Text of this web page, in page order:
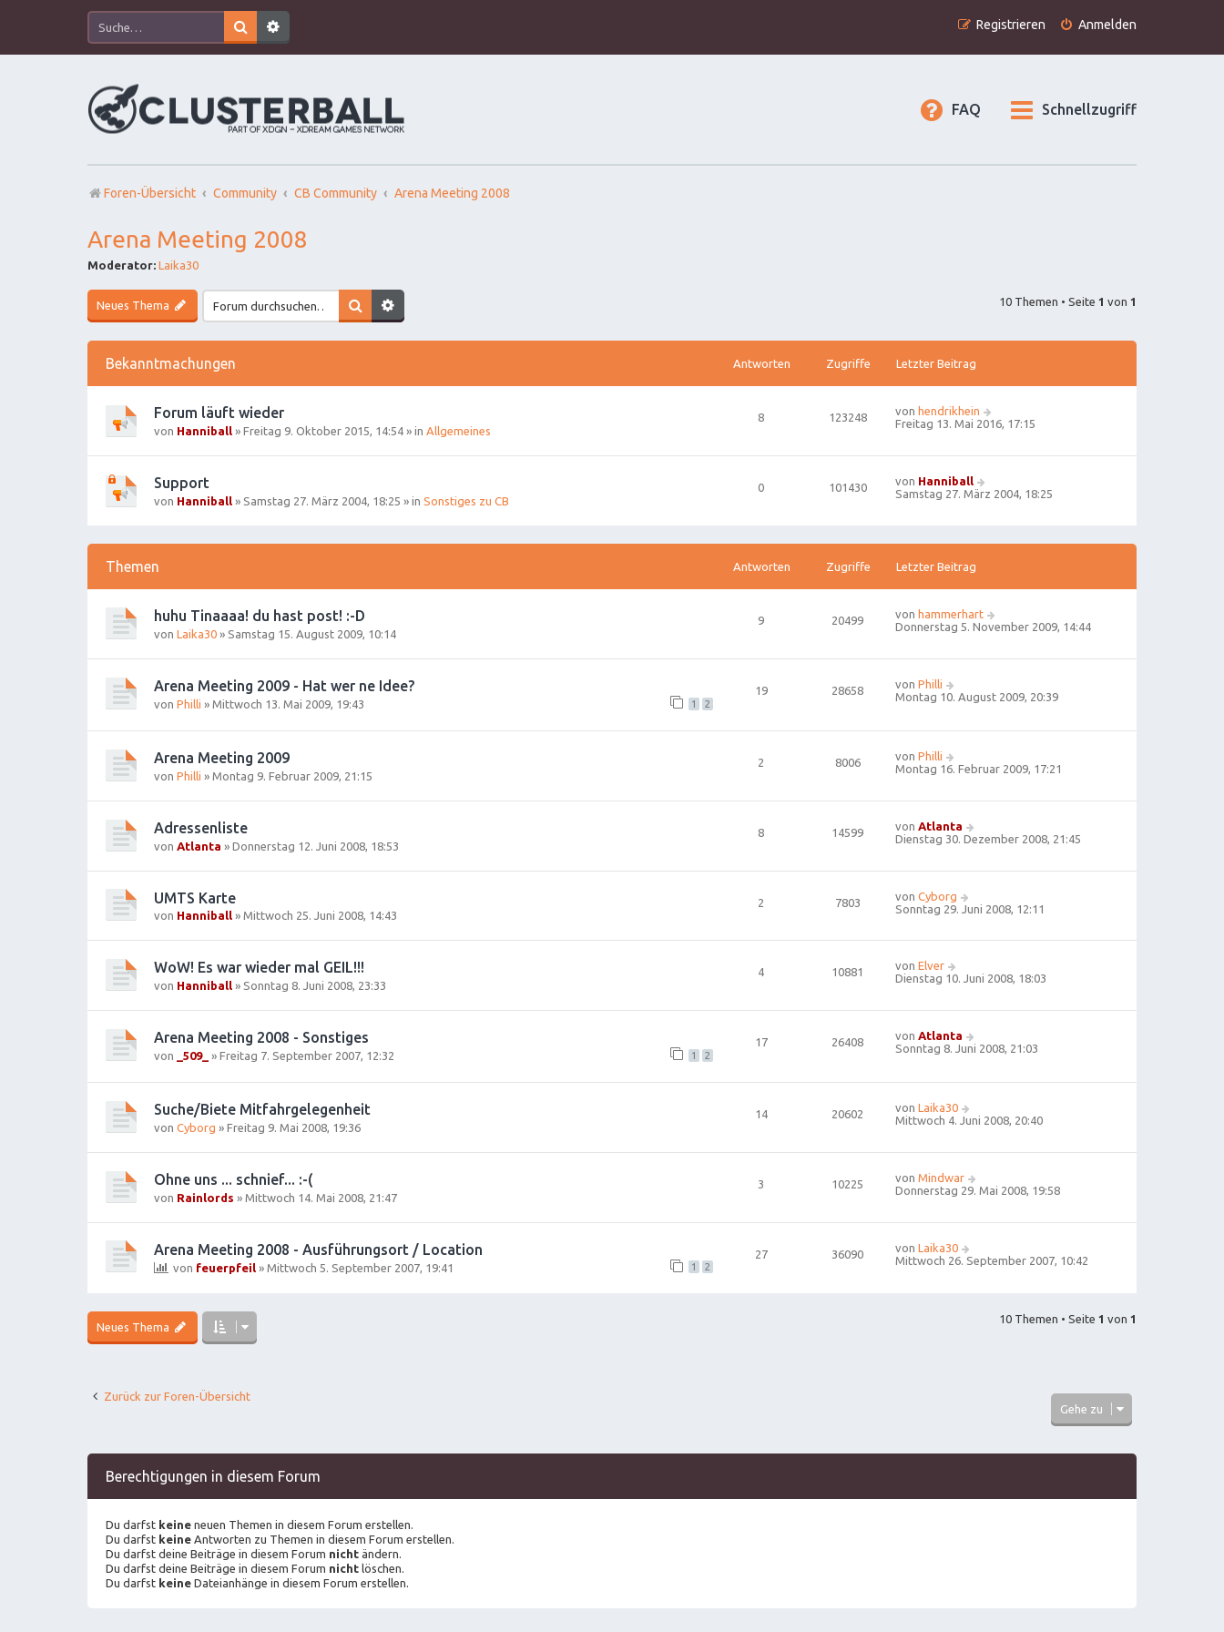
Anmelden
Registrieren
Schnellzugriff
FAQ
Foren-Übersicht Community CB Community Arena Meeting 2008
Arena Meeting 2008
Moderator: Laika30
Neues Thema 10 Themen • Seite 1 von 1
Bekanntmachungen Antworten Zugriffe Letzter Beitrag
Forum läuft wieder
von Hanniball » Freitag 9. Oktober 2015, 14:54 » in Allgemeines
8 123248 von hendrikhein
Freitag 13. Mai 2016, 17:15
Support
von Hanniball » Samstag 27. März 2004, 18:25 » in Sonstiges zu CB
0 101430 von Hanniball
Samstag 27. März 2004, 18:25
Themen Antworten Zugriffe Letzter Beitrag
huhu Tinaaaa! du hast post! :-D
von Laika30 » Samstag 15. August 2009, 10:14
9 20499 von hammerhart
Donnerstag 5. November 2009, 14:44
Arena Meeting 2009 - Hat wer ne Idee?
von Philli » Mittwoch 13. Mai 2009, 19:43 1 2
19 28658 von Philli
Montag 10. August 2009, 20:39
Arena Meeting 2009
von Philli » Montag 9. Februar 2009, 21:15
2 8006 von Philli
Montag 16. Februar 2009, 17:21
Adressenliste
von Atlanta » Donnerstag 12. Juni 2008, 18:53
8 14599 von Atlanta
Dienstag 30. Dezember 2008, 21:45
UMTS Karte
von Hanniball » Mittwoch 25. Juni 2008, 14:43
2 7803 von Cyborg
Sonntag 29. Juni 2008, 12:11
WoW! Es war wieder mal GEIL!!!
von Hanniball » Sonntag 8. Juni 2008, 23:33
4 10881 von Elver
Dienstag 10. Juni 2008, 18:03
Arena Meeting 2008 - Sonstiges
von _509_ » Freitag 7. September 2007, 12:32 1 2
17 26408 von Atlanta
Sonntag 8. Juni 2008, 21:03
Suche/Biete Mitfahrgelegenheit
von Cyborg » Freitag 9. Mai 2008, 19:36
14 20602 von Laika30
Mittwoch 4. Juni 2008, 20:40
Ohne uns ... schnief... :-(
von Rainlords » Mittwoch 14. Mai 2008, 21:47
3 10225 von Mindwar
Donnerstag 29. Mai 2008, 19:58
Arena Meeting 2008 - Ausführungsort / Location
von feuerpfeil » Mittwoch 5. September 2007, 19:41 1 2
27 36090 von Laika30
Mittwoch 26. September 2007, 10:42
Neues Thema
10 Themen • Seite 1 von 1
Zurück zur Foren-Übersicht
Gehe zu
Berechtigungen in diesem Forum
Du darfst keine neuen Themen in diesem Forum erstellen.
Du darfst keine Antworten zu Themen in diesem Forum erstellen.
Du darfst deine Beiträge in diesem Forum nicht ändern.
Du darfst deine Beiträge in diesem Forum nicht löschen.
Du darfst keine Dateianhänge in diesem Forum erstellen.